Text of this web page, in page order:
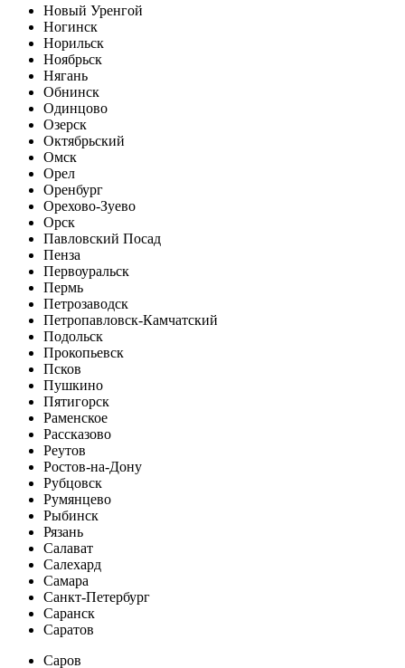
Новый Уренгой
Ногинск
Норильск
Ноябрьск
Нягань
Обнинск
Одинцово
Озерск
Октябрьский
Омск
Орел
Оренбург
Орехово-Зуево
Орск
Павловский Посад
Пенза
Первоуральск
Пермь
Петрозаводск
Петропавловск-Камчатский
Подольск
Прокопьевск
Псков
Пушкино
Пятигорск
Раменское
Рассказово
Реутов
Ростов-на-Дону
Рубцовск
Румянцево
Рыбинск
Рязань
Салават
Салехард
Самара
Санкт-Петербург
Саранск
Саратов
Саров